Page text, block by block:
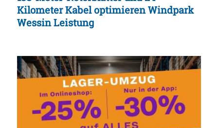
Kilometer Kabel optimieren Windpark
Wessin Leistung